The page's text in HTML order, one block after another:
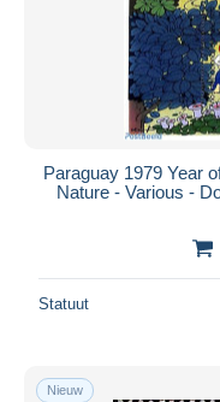
Paraguay 1979 Year
Nature - Various -
Statuut
Nieuw